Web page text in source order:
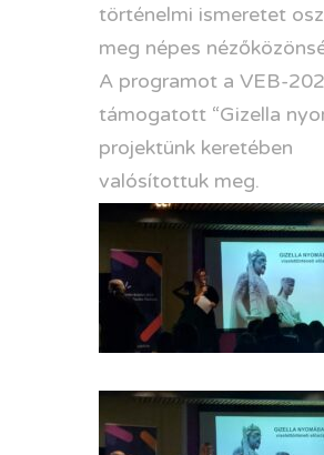
történelmi ismeretet
meg népes
A programot a VEB-
támogatott “Gizella
projektünk keretében
valósítottuk meg.